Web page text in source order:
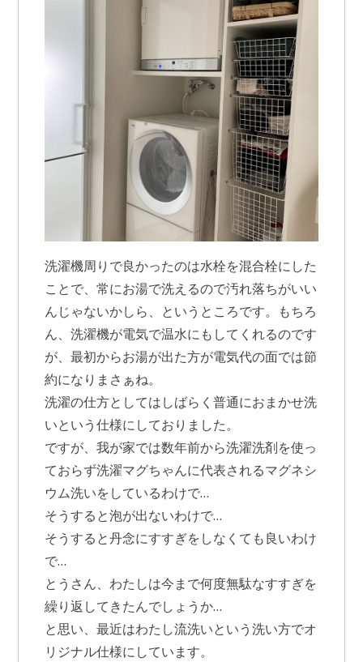
洗濯機周りで良かったのは水栓を混合栓にした
ことで、常にお湯で洗えるので汚れ落ちがいい
んじゃないかしら、というところです。もちろ
ん、洗濯機が電気で温水にもしてくれるのです
が、最初からお湯が出た方が電気代の面では節
約になりまさぁね。
洗濯の仕方としてはしばらく普通におまかせ洗
いという仕様にしておりました。
ですが、我が家では数年前から洗濯洗剤を使っ
ておらず洗濯マグちゃんに代表されるマグネシ
ウム洗いをしているわけで…
そうすると泡が出ないわけで…
そうすると丹念にすすぎをしなくても良いわけ
で…
とうさん、わたしは今まで何度無駄なすすぎを
繰り返してきたんでしょうか…
と思い、最近はわたし流洗いという洗い方でオ
リジナル仕様にしています。